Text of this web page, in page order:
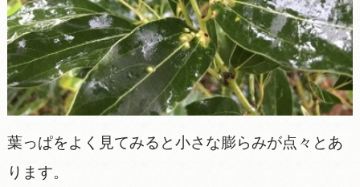
葉っぱをよく見てみると小さな膨らみが点々とあ
ります。